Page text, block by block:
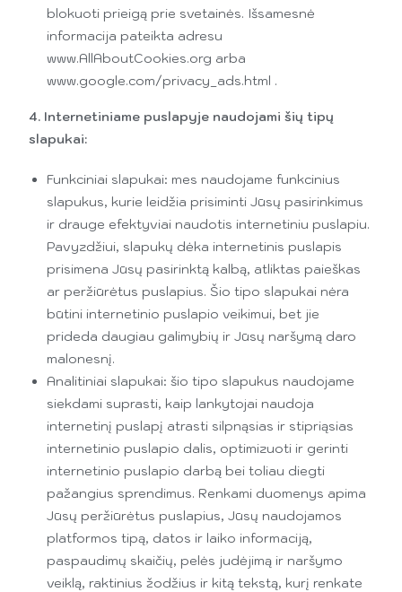
blokuoti prieigą prie svetainės. Išsamesnė
informacija pateikta adresu
www.AllAboutCookies.org arba
www.google.com/privacy_ads.html .
4. Internetiniame puslapyje naudojami šių tipų
slapukai:
Funkciniai slapukai: mes naudojame funkcinius
slapukus, kurie leidžia prisiminti Jūsų pasirinkimus
ir drauge efektyviai naudotis internetiniu puslapiu.
Pavyzdžiui, slapukų dėka internetinis puslapis
prisimena Jūsų pasirinktą kalbą, atliktas paieškas
ar peržiūrėtus puslapius. Šio tipo slapukai nėra
būtini internetinio puslapio veikimui, bet jie
prideda daugiau galimybių ir Jūsų naršymą daro
malonesnį.
Analitiniai slapukai: šio tipo slapukus naudojame
siekdami suprasti, kaip lankytojai naudoja
internetinį puslapį atrasti silpnąsias ir stipriąsias
internetinio puslapio dalis, optimizuoti ir gerinti
internetinio puslapio darbą bei toliau diegti
pažangius sprendimus. Renkami duomenys apima
Jūsų peržiūrėtus puslapius, Jūsų naudojamos
platformos tipą, datos ir laiko informaciją,
paspaudimų skaičių, pelės judėjimą ir naršymo
veiklą, raktinius žodžius ir kitą tekstą, kurį renkate